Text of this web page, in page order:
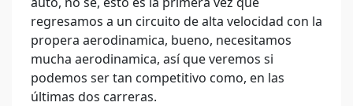
regresamos a un circuito de alta velocidad con la
propera aerodinamica, bueno, necesitamos
mucha aerodinamica, así que veremos si
podemos ser tan competitivo como, en las
últimas dos carreras.